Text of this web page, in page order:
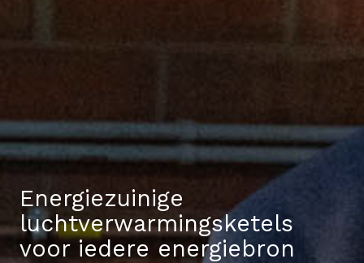
Energiezuinige
luchtverwarmingsketels
voor iedere energiebron